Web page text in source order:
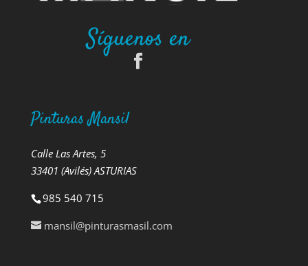
Síguenos en
Pinturas Mansil
Calle Las Artes, 5
33401 (Avilés) ASTURIAS
985 540 715
mansil@pinturasmasil.com